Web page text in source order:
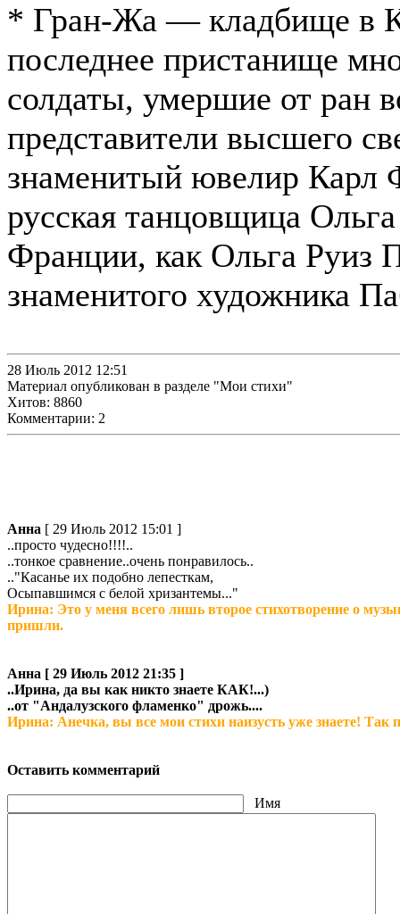
* Гран-Жа — кладбище в
последнее пристанище
солдаты, умершие от ран
представители высшего
знаменитый ювелир Карл
русская танцовщица
Франции, как Ольга Руиз
знаменитого художника
28 Июль 2012 12:51
Материал опубликован в разделе "Мои стихи"
Хитов: 8860
Комментарии: 2
Анна [ 29 Июль 2012 15:01 ]
..просто чудесно!!!!..
..тонкое сравнение..очень понравилось..
.."Касанье их подобно лепесткам,
Осыпавшимся с белой хризантемы..."
Ирина: Это у меня всего лишь второе стихотворение о
пришли.
Анна [ 29 Июль 2012 21:35 ]
..Ирина, да вы как никто знаете КАК!...)
..от "Андалузского фламенко" дрожь....
Ирина: Анечка, вы все мои стихи наизусть уже знаете! Так
Оставить комментарий
Имя